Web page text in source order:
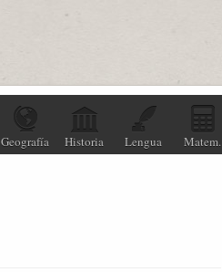
Geografía Historia Lengua Matem.